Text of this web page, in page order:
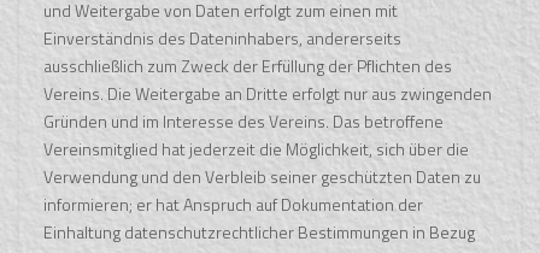
und Weitergabe von Daten erfolgt zum einen mit
Einverständnis des Dateninhabers, andererseits
ausschließlich zum Zweck der Erfüllung der Pflichten des
Vereins. Die Weitergabe an Dritte erfolgt nur aus zwingenden
Gründen und im Interesse des Vereins. Das betroffene
Vereinsmitglied hat jederzeit die Möglichkeit, sich über die
Verwendung und den Verbleib seiner geschützten Daten zu
informieren; er hat Anspruch auf Dokumentation der
Einhaltung datenschutzrechtlicher Bestimmungen in Bezug